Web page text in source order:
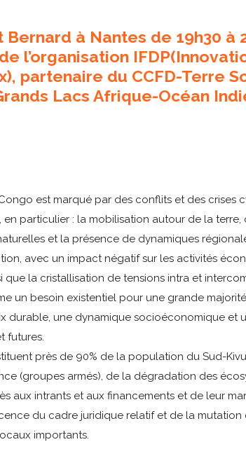
à Nantes de 19h30 à
l’organisation
partenaire du CCFD-Terre
Lacs Afrique-Océan
est marqué par des conflits et des crises
particulier : la mobilisation autour de la
et la présence de dynamiques
avec un impact négatif sur les activités
la cristallisation de tensions intra et
un besoin existentiel pour une grande
durable, une dynamique socioéconomique et
futures.
près de 90% de la population du Sud-
(groupes armés), de la dégradation des
aux intrants et aux financements et de leur
du cadre juridique relatif et de la mutation
importants.